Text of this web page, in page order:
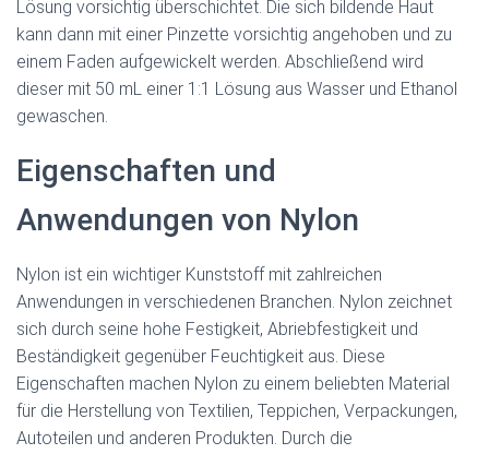
Lösung vorsichtig überschichtet. Die sich bildende Haut
kann dann mit einer Pinzette vorsichtig angehoben und zu
einem Faden aufgewickelt werden. Abschließend wird
dieser mit 50 mL einer 1:1 Lösung aus Wasser und Ethanol
gewaschen.
Eigenschaften und
Anwendungen von Nylon
Nylon ist ein wichtiger Kunststoff mit zahlreichen
Anwendungen in verschiedenen Branchen. Nylon zeichnet
sich durch seine hohe Festigkeit, Abriebfestigkeit und
Beständigkeit gegenüber Feuchtigkeit aus. Diese
Eigenschaften machen Nylon zu einem beliebten Material
für die Herstellung von Textilien, Teppichen, Verpackungen,
Autoteilen und anderen Produkten. Durch die